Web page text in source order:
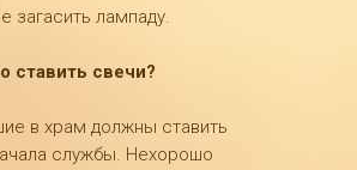
загасить лампаду.
ставить свечи?
в храм должны ставить
службы. Нехорошо